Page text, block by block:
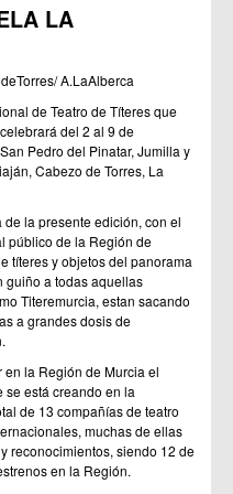
LA
A.LaAlberca
de Teatro de Títeres que
del 2 al 9 de
Pedro del Pinatar, Jumilla y
Cabezo de Torres, La
la presente edición, con el
público de la Región de
títeres y objetos del panorama
guiño a todas aquellas
Titeremurcia, estan sacando
a grandes dosis de
la Región de Murcia el
se está creando en la
de 13 compañías de teatro
muchas de ellas
reconocimientos, siendo 12 de
en la Región.